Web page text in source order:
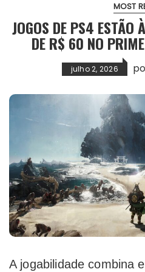
MOST
JOGOS DE PS4 ESTÃO
DE R$ 60 NO
julho 2, 2026
A jogabilidade combina exploração,